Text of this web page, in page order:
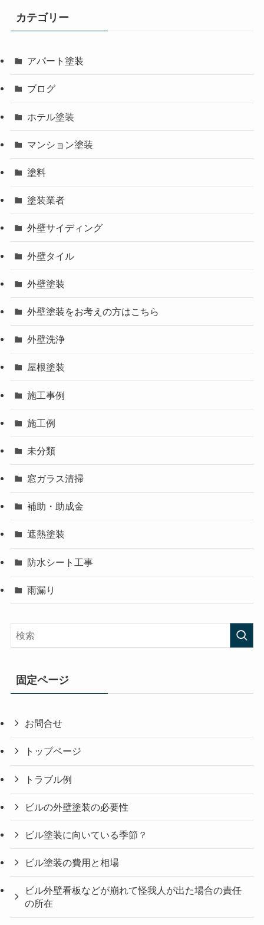
カテゴリー
アパート塗装
ブログ
ホテル塗装
マンション塗装
塗料
塗装業者
外壁サイディング
外壁タイル
外壁塗装
外壁塗装をお考えの方はこちら
外壁洗浄
屋根塗装
施工事例
施工例
未分類
窓ガラス清掃
補助・助成金
遮熱塗装
防水シート工事
雨漏り
固定ページ
お問合せ
トップページ
トラブル例
ビルの外壁塗装の必要性
ビル塗装に向いている季節？
ビル塗装の費用と相場
ビル外壁看板などが崩れて怪我人が出た場合の責任
の所在